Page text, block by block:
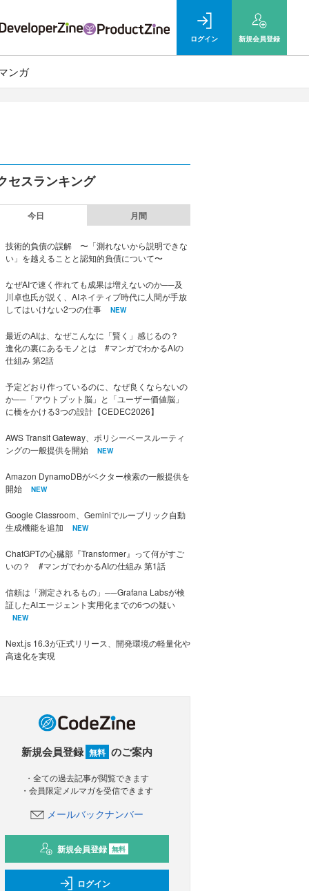
ログイン 新規会員登録
ンガ
セスランキング
今日 月間
技術的負債の誤解 〜「測れないから説明できな
い」を越えることと認知的負債について〜
なぜAIで速く作れても成果は増えないのか──及
川卓也氏が説く、AIネイティブ時代に人間が手放
してはいけない2つの仕事
NEW
最近のAIは、なぜこんなに「賢く」感じるの？
進化の裏にあるモノとは #マンガでわかるAIの
仕組み 第2話
予定どおり作っているのに、なぜ良くならないの
か──「アウトプット脳」と「ユーザー価値脳」
に橋をかける3つの設計【CEDEC2026】
AWS Transit Gateway、ポリシーベースルーティ
ングの一般提供を開始
NEW
Amazon DynamoDBがベクター検索の一般提供を
開始
NEW
Google Classroom、Geminiでルーブリック自動
生成機能を追加
NEW
ChatGPTの心臓部『Transformer』って何がすご
いの？ #マンガでわかるAIの仕組み 第1話
信頼は「測定されるもの」──Grafana Labsが検
証したAIエージェント実用化までの6つの疑い
NEW
Next.js 16.3が正式リリース、開発環境の軽量化や
高速化を実現
新規会員登録 無料 のご案内
・全ての過去記事が閲覧できます
・会員限定メルマガを受信できます
メールバックナンバー
新規会員登録 無料
ログイン